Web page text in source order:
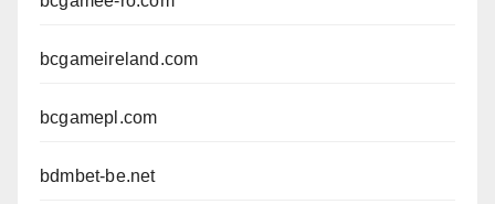
bcgameireland.com
bcgamepl.com
bdmbet-be.net